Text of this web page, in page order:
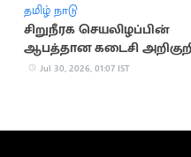
தமிழ் நாடு
சிறுநீரக செயலிழப்பின்
ஆபத்தான கடைசி
எச்சரிக்கை!
Jul 30, 2026, 01:07 IST